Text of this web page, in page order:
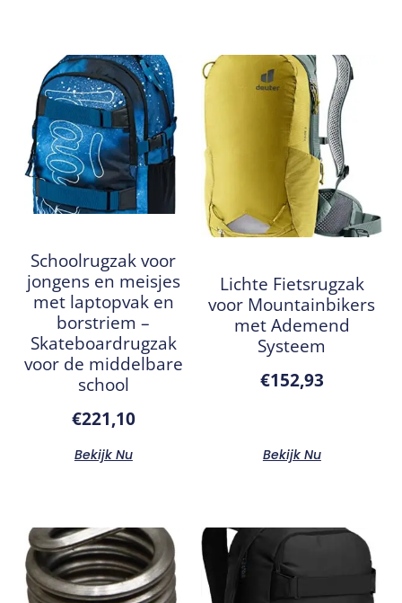
Schoolrugzak voor
jongens en meisjes
met laptopvak en
borstriem –
Skateboardrugzak
voor de middelbare
school
€221,10
Bekijk Nu
Lichte Fietsrugzak
voor Mountainbikers
met Ademend
Systeem
€152,93
Bekijk Nu